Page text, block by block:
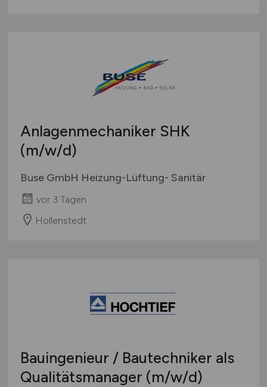
Anlagenmechaniker SHK
(m/w/d)
Buse GmbH Heizung-Lüftung- Sanitär
vor 3 Tagen
Hollenstedt
Bauingenieur / Bautechniker als
Qualitätsmanager (m/w/d)